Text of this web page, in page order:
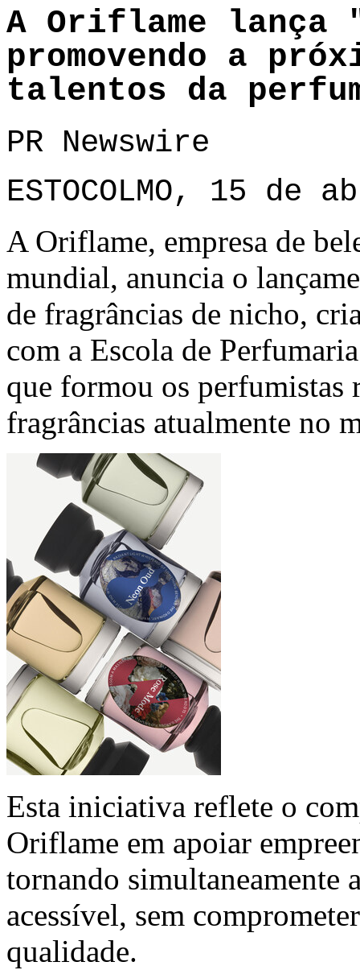
A Oriflame lança
promovendo a
talentos da
PR Newswire
ESTOCOLMO, 15 de
A Oriflame, empresa de
mundial, anuncia o
de fragrâncias de nicho,
com a Escola de
que formou os perfumistas
fragrâncias atualmente no
Esta iniciativa reflete o
Oriflame em apoiar
tornando simultaneamente
acessível, sem
qualidade.